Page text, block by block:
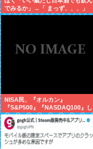
でみるか」→「 まっず、、、」
NISA民、『オルカン』
『S&P500』『NASDAQ100』し
か買わない